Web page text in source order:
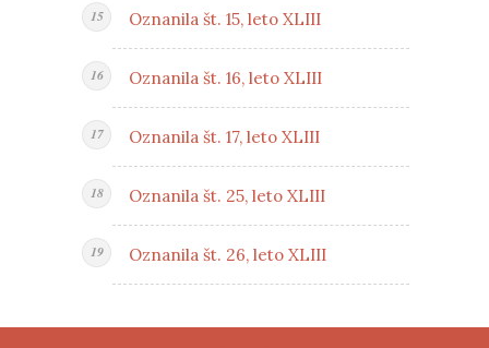
Oznanila št. 15, leto XLIII
Oznanila št. 16, leto XLIII
Oznanila št. 17, leto XLIII
Oznanila št. 25, leto XLIII
Oznanila št. 26, leto XLIII